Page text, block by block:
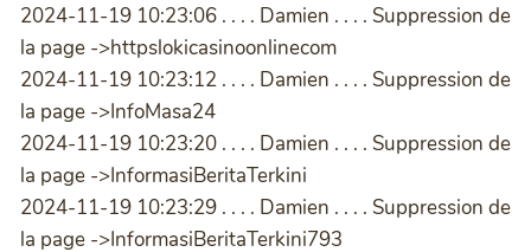
2024-11-19 10:23:06 . . . . Damien . . . . Suppression de
la page ->httpslokicasinoonlinecom
2024-11-19 10:23:12 . . . . Damien . . . . Suppression de
la page ->InfoMasa24
2024-11-19 10:23:20 . . . . Damien . . . . Suppression de
la page ->InformasiBeritaTerkini
2024-11-19 10:23:29 . . . . Damien . . . . Suppression de
la page ->InformasiBeritaTerkini793